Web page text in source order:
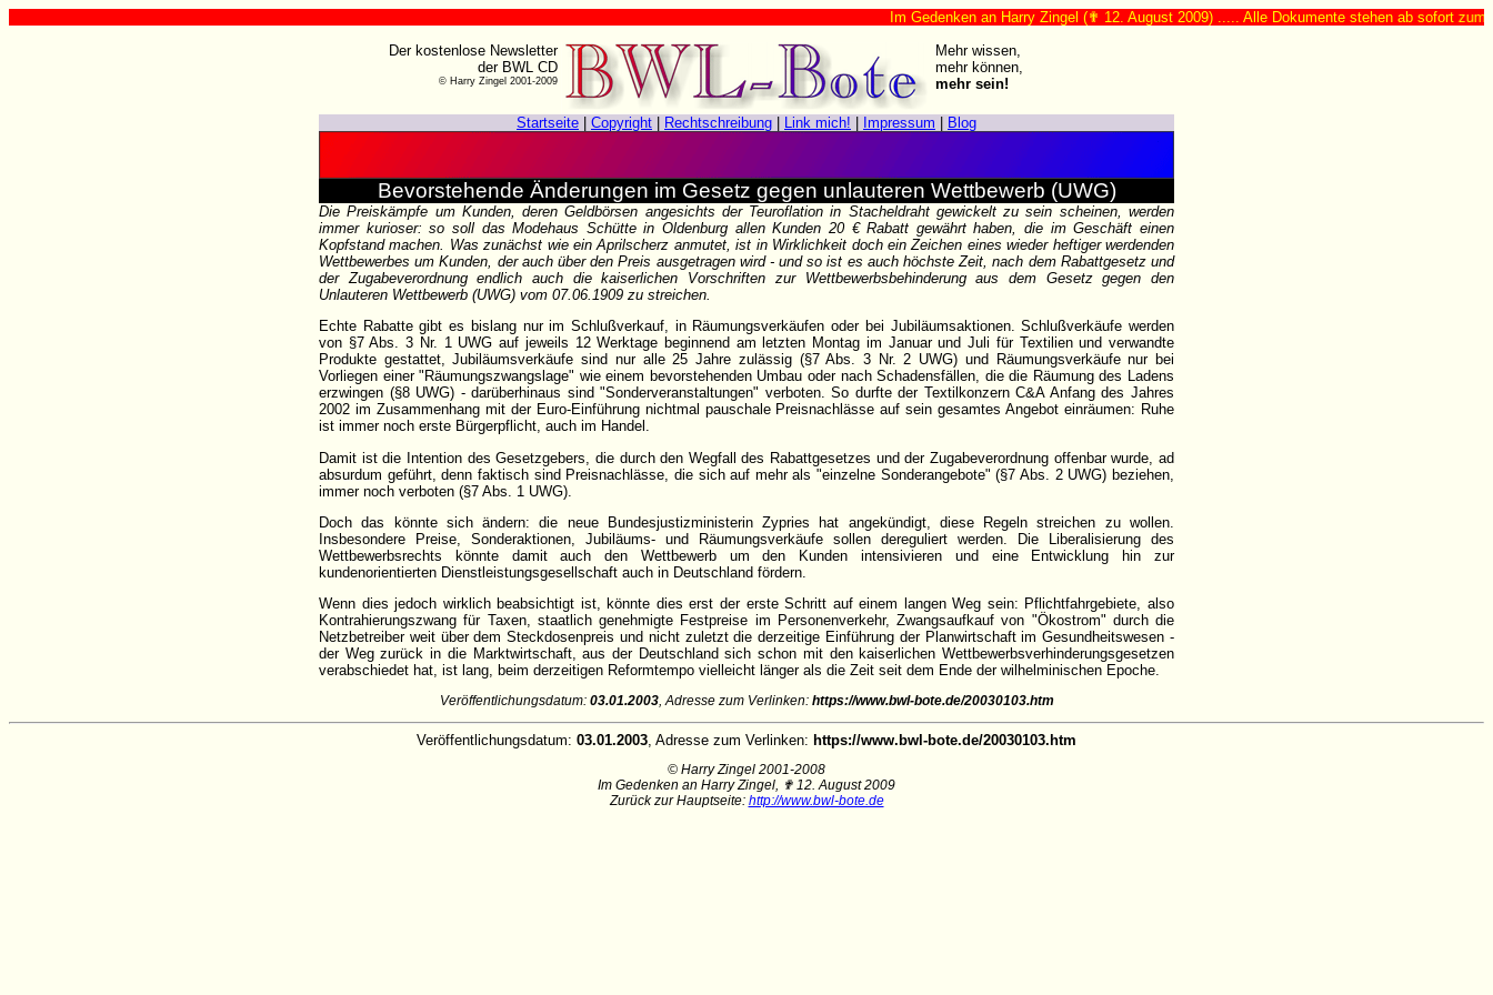
Im Gedenken an Harry Zingel (✟ 12. August 2009) ..... Alle Dokumente stehen ab sofort zum
Der kostenlose Newsletter
der BWL CD
© Harry Zingel 2001-2009
Mehr wissen,
mehr können,
mehr sein!
Startseite Copyright Rechtschreibung Link mich! Impressum Blog
Bevorstehende Änderungen im Gesetz gegen unlauteren Wettbewerb (UWG)
Die Preiskämpfe um Kunden, deren Geldbörsen angesichts der Teuroflation in Stacheldraht gewickelt zu sein scheinen, werden
immer kurioser: so soll das Modehaus Schütte in Oldenburg allen Kunden 20 € Rabatt gewährt haben, die im Geschäft einen
Kopfstandmachen. Was zunächst wie ein Aprilscherz anmutet, ist in Wirklichkeit doch ein Zeichen eines wieder heftiger werdenden
Wettbewerbes um Kunden, der auch über den Preis ausgetragen wird - und so ist es auch höchste Zeit, nach dem Rabattgesetz und
der Zugabeverordnung endlich auch die kaiserlichen Vorschriften zur Wettbewerbsbehinderung aus dem Gesetz gegen den
Unlauteren Wettbewerb (UWG) vom 07.06.1909 zu streichen.
Echte Rabatte gibt es bislang nur im Schlußverkauf, in Räumungsverkäufen oder bei Jubiläumsaktionen. Schlußverkäufe werden
von §7 Abs. 3 Nr. 1 UWG auf jeweils 12 Werktage beginnend am letzten Montag im Januar und Juli für Textilien und verwandte
Produkte gestattet, Jubiläumsverkäufe sind nur alle 25 Jahre zulässig (§7 Abs. 3 Nr. 2 UWG) und Räumungsverkäufe nur bei
Vorliegen einer "Räumungszwangslage" wie einem bevorstehenden Umbau oder nach Schadensfällen, die die Räumung des Ladens
erzwingen (§8 UWG) - darüberhinaus sind "Sonderveranstaltungen" verboten. So durfte der Textilkonzern C&A Anfang des Jahres
2002 im Zusammenhang mit der Euro-Einführung nichtmal pauschale Preisnachlässe auf sein gesamtes Angebot einräumen: Ruhe
ist immer noch erste Bürgerpflicht, auch im Handel.
Damit ist die Intention des Gesetzgebers, die durch den Wegfall des Rabattgesetzes und der Zugabeverordnung offenbar wurde, ad
absurdum geführt, denn faktisch sind Preisnachlässe, die sich auf mehr als "einzelne Sonderangebote" (§7 Abs. 2 UWG) beziehen,
immer noch verboten (§7 Abs. 1 UWG).
Doch das könnte sich ändern: die neue Bundesjustizministerin Zypries hat angekündigt, diese Regeln streichen zu wollen.
Insbesondere Preise, Sonderaktionen, Jubiläums- und Räumungsverkäufe sollen dereguliert werden. Die Liberalisierung des
Wettbewerbsrechts könnte damit auch den Wettbewerb um den Kunden intensivieren und eine Entwicklung hin zur
kundenorientierten Dienstleistungsgesellschaft auch in Deutschland fördern.
Wenn dies jedoch wirklich beabsichtigt ist, könnte dies erst der erste Schritt auf einem langen Weg sein: Pflichtfahrgebiete, also
Kontrahierungszwang für Taxen, staatlich genehmigte Festpreise im Personenverkehr, Zwangsaufkauf von "Ökostrom" durch die
Netzbetreiber weit über dem Steckdosenpreis und nicht zuletzt die derzeitige Einführung der Planwirtschaft im Gesundheitswesen -
der Weg zurück in die Marktwirtschaft, aus der Deutschland sich schon mit den kaiserlichen Wettbewerbsverhinderungsgesetzen
verabschiedet hat, ist lang, beim derzeitigen Reformtempo vielleicht länger als die Zeit seit dem Ende der wilhelminischen Epoche.
Veröffentlichungsdatum: 03.01.2003, Adresse zum Verlinken: https://www.bwl-bote.de/20030103.htm
Veröffentlichungsdatum: 03.01.2003 , Adresse zum Verlinken: https://www.bwl-bote.de/20030103.htm
© Harry Zingel 2001-2008
Im Gedenken an Harry Zingel, ✟ 12. August 2009
Zurück zur Hauptseite: http://www.bwl-bote.de